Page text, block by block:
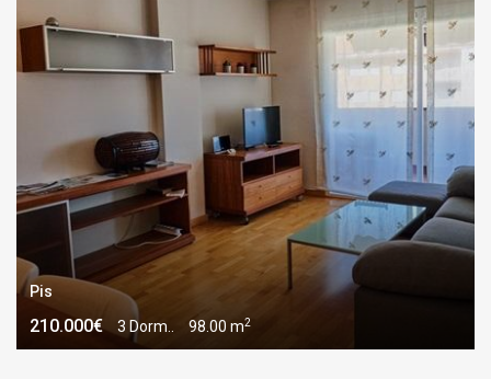
Pis
210.000€ 3 Dorm.. 98.00 m2